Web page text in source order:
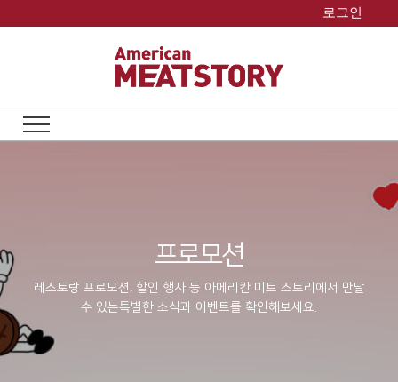
로그인
프로모션
레스토랑 프로모션, 할인 행사 등 아메리칸 미트 스토리에서 만날
수 있는특별한 소식과 이벤트를 확인해보세요.